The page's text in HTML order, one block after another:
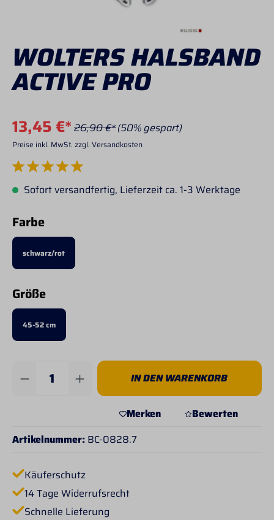
WOLTERS HALSBAND
ACTIVE PRO
13,45 €* 26,90 €*(50% gespart)
Preise inkl. MwSt. zzgl. Versandkosten
Durchschnittliche Bewertung von 5 von 5 Sternen
Sofort versandfertig, Lieferzeit ca. 1-3 Werktage
Farbeauswählen
schwarz/rot
Größeauswählen
45-52 cm
Produkt Anzahl: Gib den gewünschten
IN DEN WARENKORB
Merken
Bewerten
Artikelnummer: BC-0828.7
Käuferschutz
14 Tage Widerrufsrecht
Schnelle Lieferung